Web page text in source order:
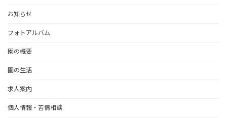
お知らせ
フォトアルバム
園の概要
園の生活
求人案内
個人情報・苦情相談